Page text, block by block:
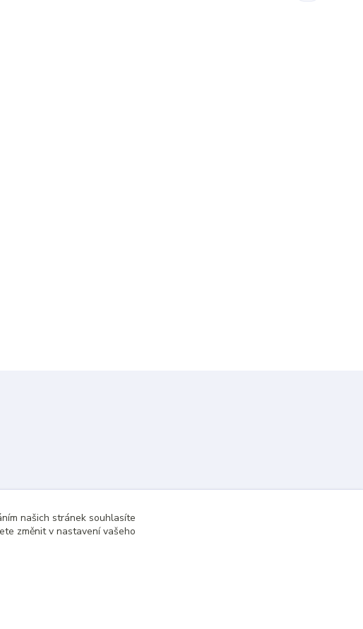
našich stránek souhlasíte
změnit v nastavení vašeho